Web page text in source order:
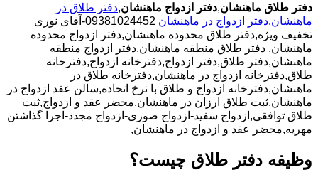
دفتر طلاق ماهنشان,دفتر ازدواج ماهنشان,دفتر طلاق در
ماهنشان,دفتر ازدواج در ماهنشان
09381024452-آقای نوری
تخفیف ویژه,دفتر طلاق محدوده ماهنشان,دفتر ازدواج محدوده
ماهنشان, دفتر طلاق منطقه ماهنشان,دفتر ازدواج منطقه
ماهنشان,دفتر طلاق,دفتر ازدواج,دفترخانه ازدواج,دفترخانه
طلاق,دفترخانه ازدواج در ماهنشان,دفترخانه طلاق در
ماهنشان,دفترخانه ازدواج و طلاق با نرخ اتحاده,سالن عقد ازدواج در
ماهنشان,ثبت طلاق ارزان در ماهنشان,محضر عقد و ازدواج,ثبت
طلاق توافقی,ازدواج سفید-ازدواج صوری-ازدواج مجدد-اجرا گذاشتن
مهریه,محضر عقد و ازدواج در ماهنشان,
وظیفه دفتر طلاق چیست؟